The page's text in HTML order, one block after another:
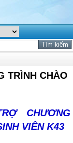
TRÌNH CHÀO
CHƯƠNG
VIÊN K43